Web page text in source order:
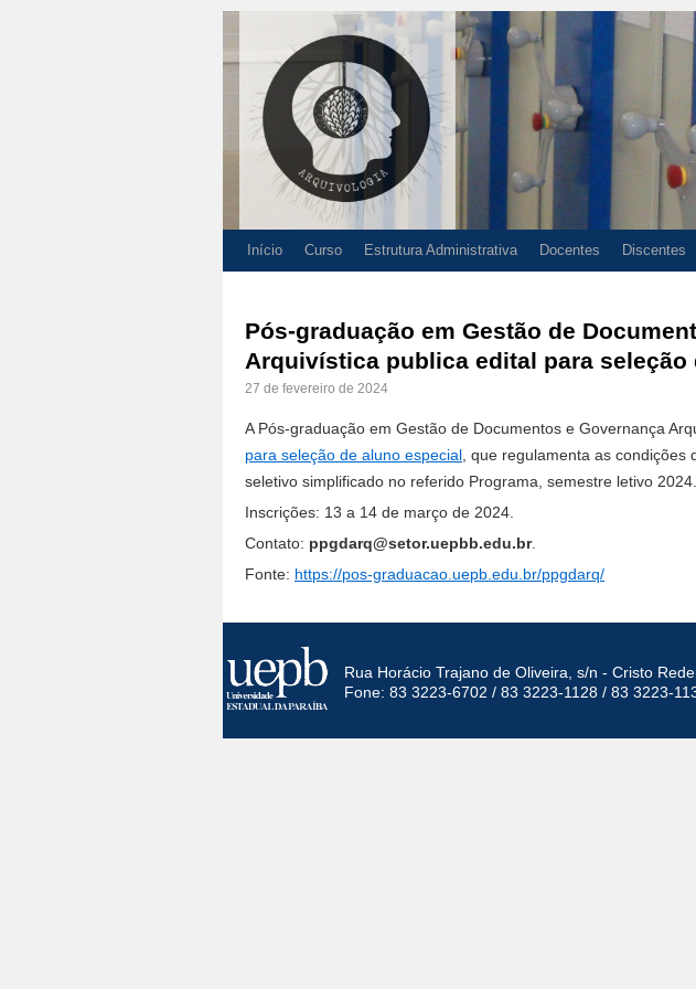
Início Curso Estrutura Administrativa Docentes Discentes
Pós-graduação em Gestão de
Arquivística publica edital para seleção
27 de fevereiro de 2024
A Pós-graduação em Gestão de Documentos e Governança
para seleção de aluno especial , que regulamenta as
seletivo simplificado no referido Programa, semestre letivo 2024.
Inscrições: 13 a 14 de março de 2024.
Contato: ppgdarq@setor.uepbb.edu.br.
Fonte: https://pos-graduacao.uepb.edu.br/ppgdarq/
Rua Horácio Trajano de Oliveira, s/n - Cristo
Fone: 83 3223-6702 / 83 3223-1128 / 83 3223-